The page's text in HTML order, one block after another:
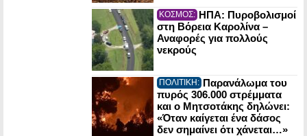
ΚΟΣΜΟΣ: ΗΠΑ: Πυροβολισμοί
στη Βόρεια Καρολίνα –
Αναφορές για πολλούς
νεκρούς
ΠΟΛΙΤΙΚΗ: Παρανάλωμα του
πυρός 306.000 στρέμματα
και ο Μητσοτάκης δηλώνει:
«Όταν καίγεται ένα δάσος
δεν σημαίνει ότι χάνεται…»